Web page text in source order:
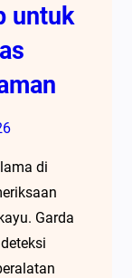
untuk
di
Garda